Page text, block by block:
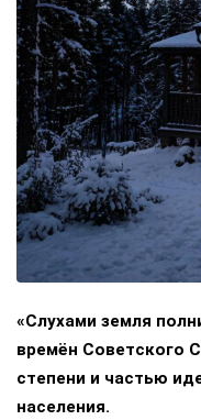
«Слухами земля
времён Советского
степени и частью
населения.